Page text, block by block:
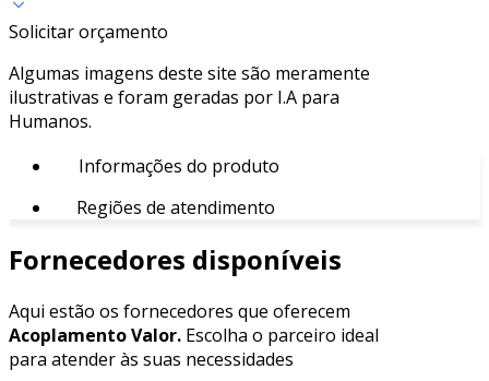
Solicitar orçamento
Algumas imagens deste site são meramente
ilustrativas e foram geradas por I.A para
Humanos.
Informações do produto
Regiões de atendimento
Fornecedores disponíveis
Aqui estão os fornecedores que oferecem
Acoplamento Valor. Escolha o parceiro ideal
para atender às suas necessidades